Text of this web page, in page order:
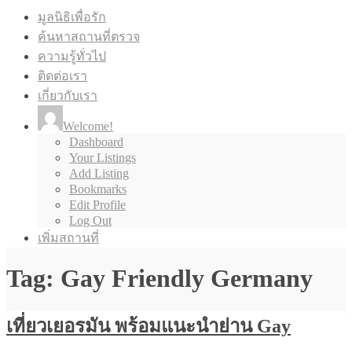
มูลนิธิเพื่อรัก
ค้นหาสถานที่ตรวจ
ความรู้ทั่วไป
ติดต่อเรา
เกี่ยวกับเรา
Welcome!
Dashboard
Your Listings
Add Listing
Bookmarks
Edit Profile
Log Out
เพิ่มสถานที่
Tag: Gay Friendly Germany
เที่ยวเยอรมัน พร้อมแนะนำย่าน Gay